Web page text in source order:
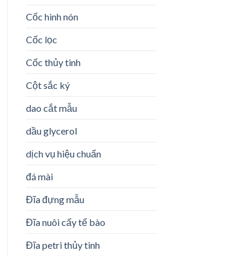
Cốc hình nón
Cốc lọc
Cốc thủy tinh
Cột sắc ký
dao cắt mẫu
dầu glycerol
dịch vụ hiệu chuẩn
đá mài
Đĩa đựng mẫu
Đĩa nuôi cấy tế bào
Đĩa petri thủy tinh